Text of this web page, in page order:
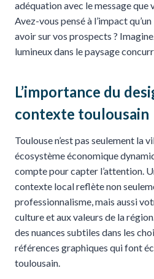
adéquation avec le message que
Avez-vous pensé à l’impact
avoir sur vos prospects ?
lumineux dans le paysage
L’importance du
contexte toulousain
Toulouse n’est pas seulement la
écosystème économique
compte pour capter l’attention.
contexte local reflète non
professionnalisme, mais aussi
culture et aux valeurs de la
des nuances subtiles dans les
références graphiques qui font
toulousain.